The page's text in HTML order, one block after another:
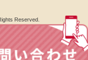
Reserved.